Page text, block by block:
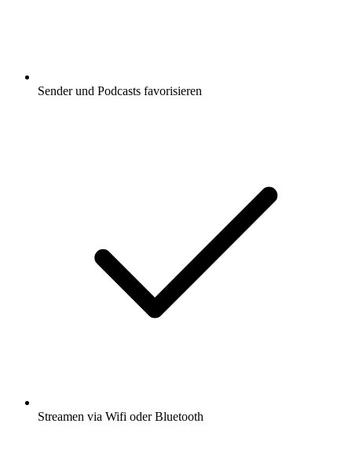
Sender und Podcasts favorisieren
Streamen via Wifi oder Bluetooth